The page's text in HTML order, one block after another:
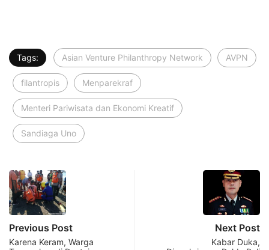
Tags: Asian Venture Philanthropy Network AVPN
filantropis Menparekraf
Menteri Pariwisata dan Ekonomi Kreatif
Sandiaga Uno
Previous Post
Karena Keram, Warga
Next Post
Kabar Duka,